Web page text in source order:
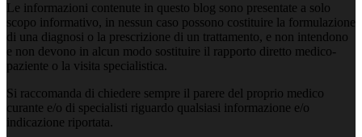
Le informazioni contenute in questo blog sono presentate a solo
scopo informativo, in nessun caso possono costituire la formulazione
di una diagnosi o la prescrizione di un trattamento, e non intendono
e non devono in alcun modo sostituire il rapporto diretto medico-
paziente o la visita specialistica.
Si raccomanda di chiedere sempre il parere del proprio medico
curante e/o di specialisti riguardo qualsiasi informazione e/o
indicazione riportata.